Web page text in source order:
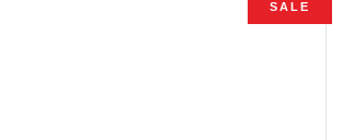
SALE